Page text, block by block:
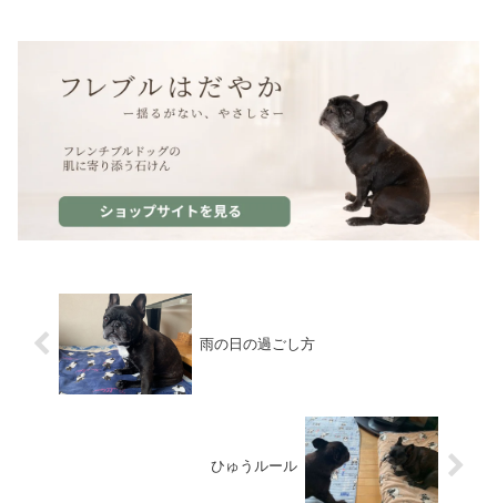
雨の日の過ごし方
ひゅうルール